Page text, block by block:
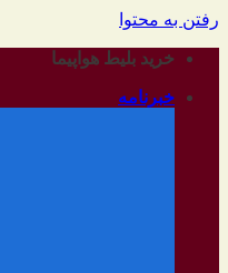
رفتن به محتوا
خرید بلیط هواپیما
خبرنامه